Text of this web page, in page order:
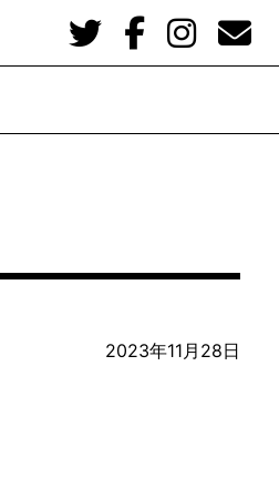
2023年11月28日